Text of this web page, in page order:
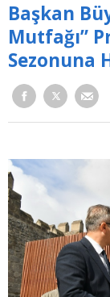
Başkan
Mutfağı”
Sezonuna